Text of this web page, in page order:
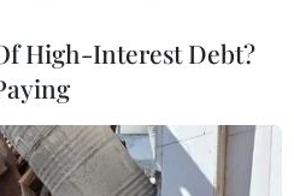
Sang-sik cần giành ngôi
Campuchia: 'Phù thủy
tính đường dài?
High-Interest Debt?